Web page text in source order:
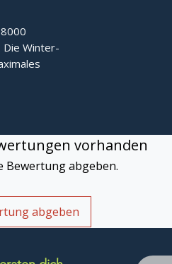
Die Winter-
vorhanden
Bewertung abgeben.
abgeben